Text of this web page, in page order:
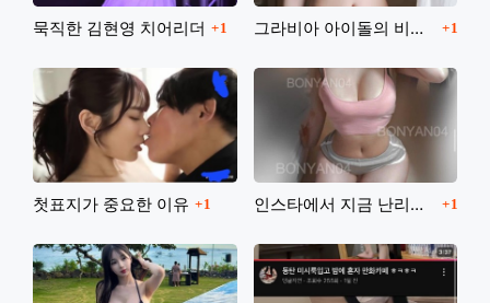
묵직한 김현영 치어리더 댓글
1 그라비아 아이돌의 비키니 댓글
1
첫표지가 중요한 이유 댓글
1 인스타에서 지금 난리났네요 댓글
1